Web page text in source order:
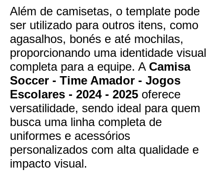
Além de camisetas, o template pode
ser utilizado para outros itens, como
agasalhos, bonés e até mochilas,
proporcionando uma identidade visual
completa para a equipe. A Camisa
Soccer - Time Amador - Jogos
Escolares - 2024 - 2025 oferece
versatilidade, sendo ideal para quem
busca uma linha completa de
uniformes e acessórios
personalizados com alta qualidade e
impacto visual.